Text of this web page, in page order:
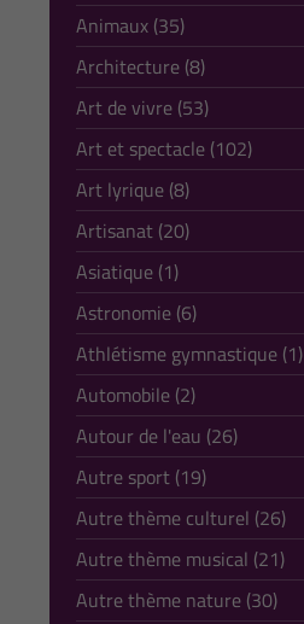
Animaux (35)
Architecture (8)
Art de vivre (53)
Art et spectacle (102)
Art lyrique (8)
Artisanat (20)
Asiatique (1)
Astronomie (6)
Athlétisme gymnastique (1)
Automobile (2)
Autour de l'eau (26)
Autre sport (19)
Autre thème culturel (26)
Autre thème musical (21)
Autre thème nature (30)